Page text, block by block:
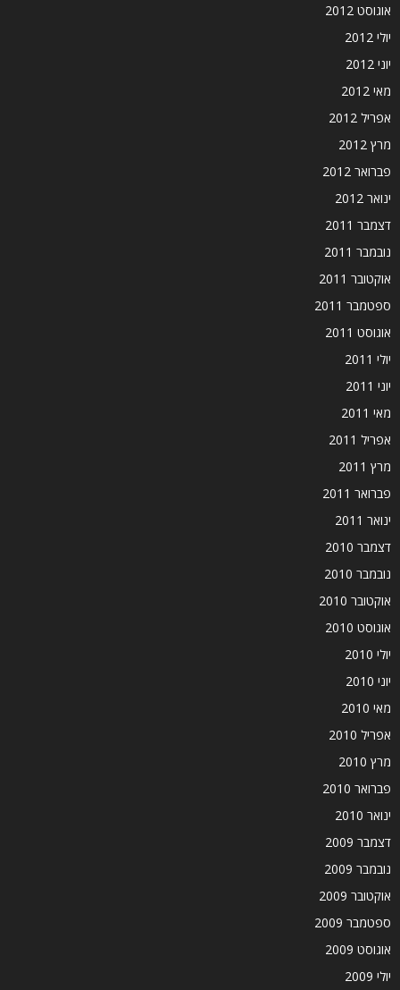
אוגוסט 2012
יולי 2012
יוני 2012
מאי 2012
אפריל 2012
מרץ 2012
פברואר 2012
ינואר 2012
דצמבר 2011
נובמבר 2011
אוקטובר 2011
ספטמבר 2011
אוגוסט 2011
יולי 2011
יוני 2011
מאי 2011
אפריל 2011
מרץ 2011
פברואר 2011
ינואר 2011
דצמבר 2010
נובמבר 2010
אוקטובר 2010
אוגוסט 2010
יולי 2010
יוני 2010
מאי 2010
אפריל 2010
מרץ 2010
פברואר 2010
ינואר 2010
דצמבר 2009
נובמבר 2009
אוקטובר 2009
ספטמבר 2009
אוגוסט 2009
יולי 2009